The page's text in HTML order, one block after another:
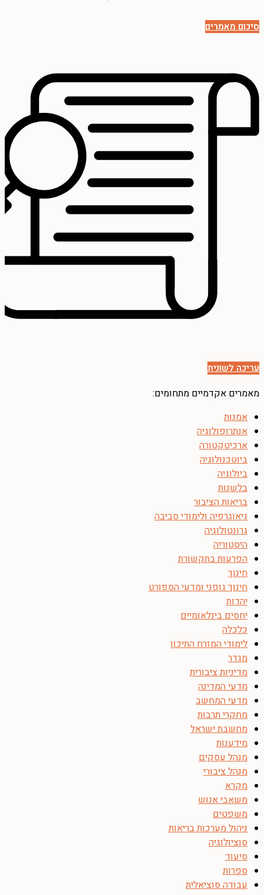
סיכום מאמרים
עריכה לשונית
מאמרים אקדמיים מתחומים:
אמנות
אנתרופולוגיה
ארכיטקטורה
ביוטכנולוגיה
ביולוגיה
בלשנות
בריאות הציבור
גיאוגרפיה ולימודי סביבה
גרונטולוגיה
היסטוריה
הפרעות בתקשורת
חינוך
חינוך גופני ומדעי הספורט
יהדות
יחסים בינלאומיים
כלכלה
לימודי המזרח התיכון
מגדר
מדיניות ציבורית
מדעי המדינה
מדעי המחשב
מחקרי תרבות
מחשבת ישראל
מידענות
מנהל עסקים
מנהל ציבורי
מקרא
משאבי אנוש
משפטים
ניהול מערכות בריאות
סוציולוגיה
סיעוד
ספרות
עבודה סוציאלית